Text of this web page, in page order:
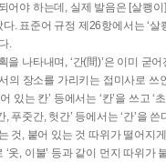
어야 하는데, 실제 발음은 [살쾡이
. 표준어 규정 제26항에서는 ‘살
.
을 나타내며, ‘간(間)’은 이미 굳
의 장소를 가리키는 접미사로 쓰
있는 칸’ 등에서는 ‘칸’을 쓰고 ‘
푸줏간, 헛간’ 등에서는 ‘간’을 쓴
것, 붙어 있는 것 따위가 떨어지
‘옷, 이불’ 등과 같이 먼지 따위가